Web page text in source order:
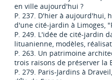
en ville aujourd'hui ?
P. 237. D'hier à aujourd'hui,
d'une cité-jardin à Limoges,
P. 249. L'idée de cité-jardin
lituanienne, modèles,
P. 263. Un patrimoine
trois raisons de préserver la
P. 279. Paris-Jardins à